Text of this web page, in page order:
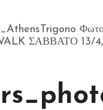
ΣΑΒΒΑΤΟ 13/